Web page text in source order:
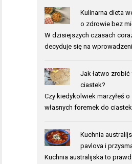
Kulinarna dieta
o zdrowie bez
W dzisiejszych czasach
decyduje się na
Jak łatwo
ciastek?
Czy kiedykolwiek marzyłeś
własnych foremek do
Kuchnia
pavlova i
Kuchnia australijska to